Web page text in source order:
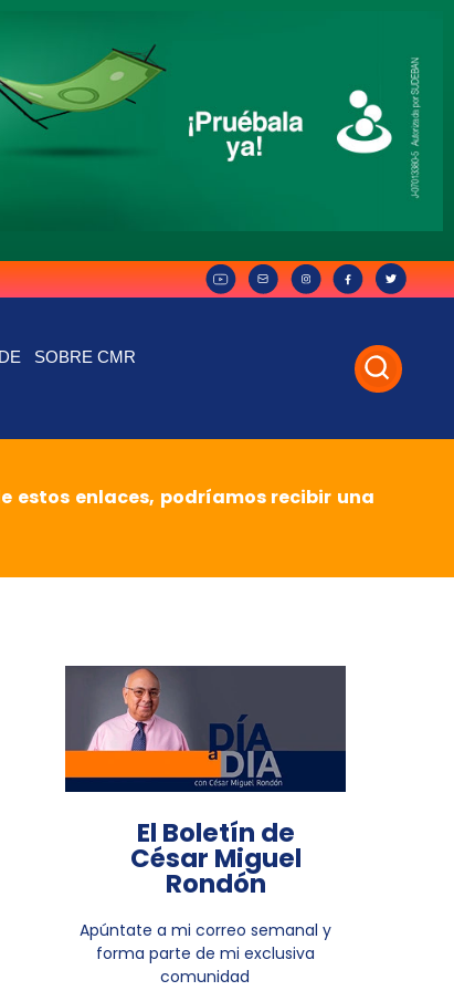
SOBRE CMR
estos enlaces, podríamos recibir una
El Boletín de
César Miguel
Rondón
Apúntate a mi correo semanal y
forma parte de mi exclusiva
comunidad